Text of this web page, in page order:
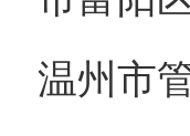
温